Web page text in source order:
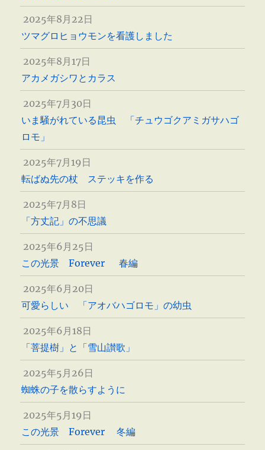
2025年8月22日
ツマグロヒョウモンを看護しました
2025年8月17日
アカメガシワとカラス
2025年7月30日
いま騒がれている昆虫 「チュウゴクアミガサハゴ
ロモ」
2025年7月19日
転ばぬ先の杖 ステッキを作る
2025年7月8日
「方丈記」の不思議
2025年6月25日
この光景 Forever 春編
2025年6月20日
可愛らしい 「アオバハゴロモ」の幼虫
2025年6月18日
「菩提樹」と「雪山讃歌」
2025年5月26日
蜘蛛の子を散らすように
2025年5月19日
この光景 Forever 冬編